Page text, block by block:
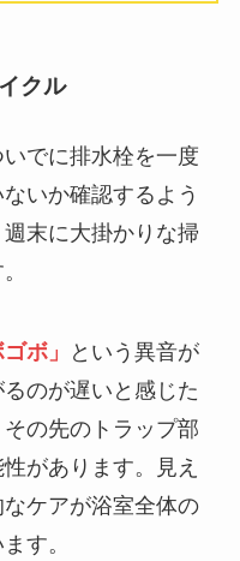
クル
でに排水栓を一度
いか確認するよう
末に大掛かりな掃
ボ」
という異音が
のが遅いと感じた
の先のトラップ部
があります。見え
ケアが浴室全体の
す。